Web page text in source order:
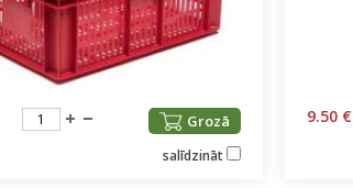
Grozā
salīdzināt
9.50 €